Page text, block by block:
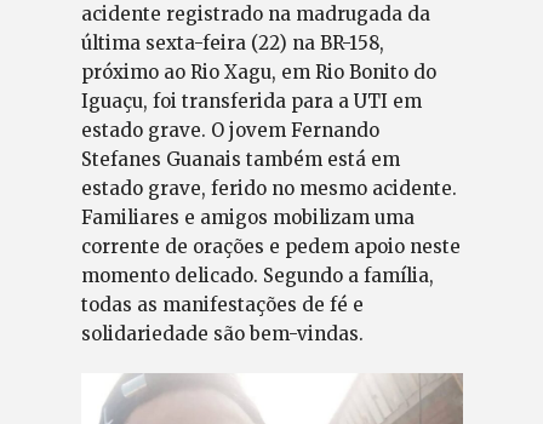
acidente registrado na madrugada da
última sexta-feira (22) na BR-158,
próximo ao Rio Xagu, em Rio Bonito do
Iguaçu, foi transferida para a UTI em
estado grave. O jovem Fernando
Stefanes Guanais também está em
estado grave, ferido no mesmo acidente.
Familiares e amigos mobilizam uma
corrente de orações e pedem apoio neste
momento delicado. Segundo a família,
todas as manifestações de fé e
solidariedade são bem-vindas.